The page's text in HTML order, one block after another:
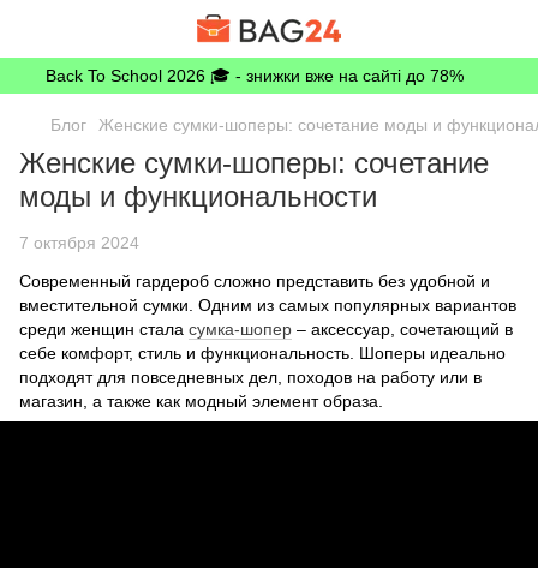
Back To School 2026 🎓 - знижки вже на сайті до 78%
Блог Женские сумки-шоперы: сочетание моды и
Женские сумки-шоперы: сочетание
моды и функциональности
7 октября 2024
Современный гардероб сложно представить без удобной и
вместительной сумки. Одним из самых популярных вариантов
среди женщин стала сумка-шопер – аксессуар, сочетающий в
себе комфорт, стиль и функциональность. Шоперы идеально
подходят для повседневных дел, походов на работу или в
магазин, а также как модный элемент образа.